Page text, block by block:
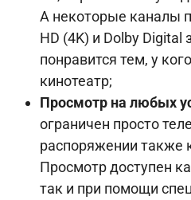
А некоторые каналы
HD (4K) и Dolby Digital
понравится тем, у
кинотеатр;
Просмотр на любых
ограничен просто
распоряжении также
Просмотр доступен
так и при помощи